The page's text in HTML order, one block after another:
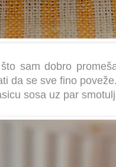
sam dobro
da se sve fino
sosa uz par